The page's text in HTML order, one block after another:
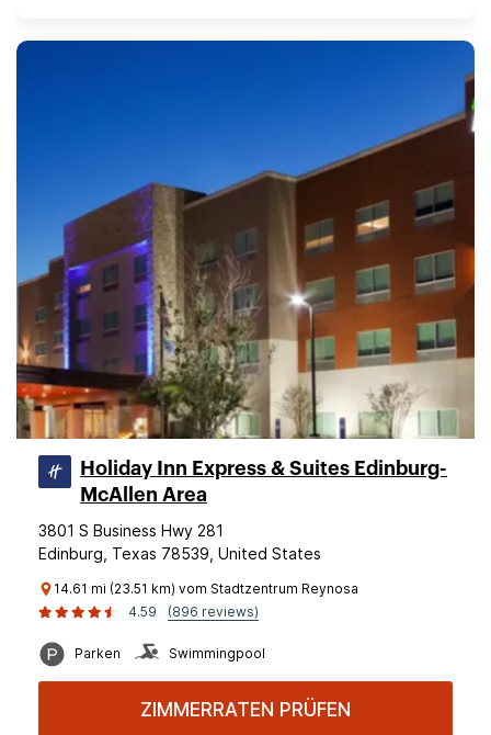
Holiday Inn Express & Suites Edinburg-
McAllen Area
3801 S Business Hwy 281
Edinburg, Texas 78539, United States
14.61 mi (23.51 km) vom Stadtzentrum Reynosa
4.59
(896 reviews)
Parken Swimmingpool
ZIMMERRATEN PRÜFEN